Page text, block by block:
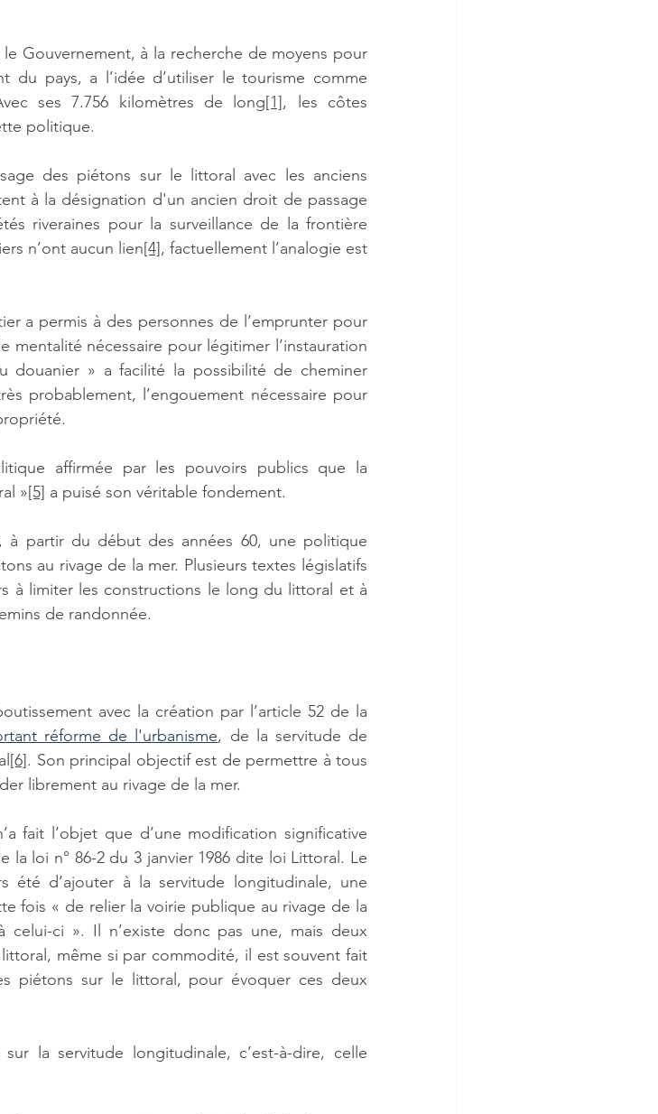
Gouvernement, à la recherche de moyens pour
du pays, a l’idée d’utiliser le tourisme comme
ses 7.756 kilomètres de long[1], les côtes
politique.
des piétons sur le littoral avec les anciens
à la désignation d'un ancien droit de passage
riveraines pour la surveillance de la frontière
n’ont aucun lien[4], factuellement l’analogie est
a permis à des personnes de l’emprunter pour
mentalité nécessaire pour légitimer l’instauration
douanier » a facilité la possibilité de cheminer
probablement, l’engouement nécessaire pour
affirmée par les pouvoirs publics que la
»[5] a puisé son véritable fondement.
partir du début des années 60, une politique
au rivage de la mer. Plusieurs textes législatifs
à limiter les constructions le long du littoral et à
de randonnée.
réforme de l'urbanisme, de la servitude de
[6]. Son principal objectif est de permettre à tous
librement au rivage de la mer.
fait l’objet que d’une modification significative
la loi n° 86-2 du 3 janvier 1986 dite loi Littoral. Le
d’ajouter à la servitude longitudinale, une
fois « de relier la voirie publique au rivage de la
celui-ci ». Il n’existe donc pas une, mais deux
même si par commodité, il est souvent fait
piétons sur le littoral, pour évoquer ces deux
la servitude longitudinale, c’est-à-dire, celle